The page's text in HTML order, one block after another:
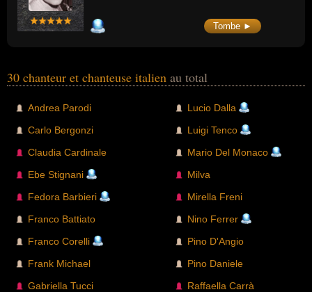
Tombe ►
30 chanteur et chanteuse italien au total
Andrea Parodi
Carlo Bergonzi
Claudia Cardinale
Ebe Stignani
Fedora Barbieri
Franco Battiato
Franco Corelli
Frank Michael
Gabriella Tucci
Lucio Dalla
Luigi Tenco
Mario Del Monaco
Milva
Mirella Freni
Nino Ferrer
Pino D'Angio
Pino Daniele
Raffaella Carrà